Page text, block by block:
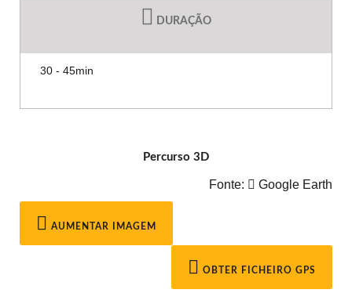
DURAÇÃO
30 - 45min
Percurso 3D
Fonte: Google Earth
AUMENTAR IMAGEM
OBTER FICHEIRO GPS